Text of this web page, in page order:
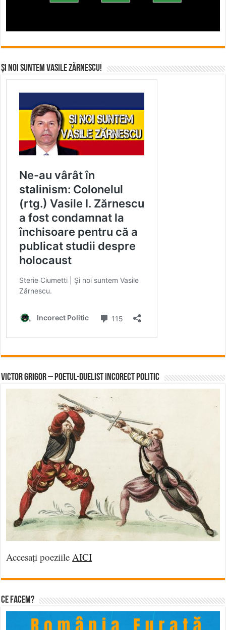
Și noi suntem Vasile Zărnescu!
Victor Grigor – Poetul-Duelist Incorect Politic
Accesați poeziileAICI
Ce facem?